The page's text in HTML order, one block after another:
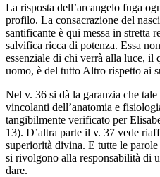
La risposta dell’arcangelo fuga
profilo. La consacrazione del
santificante è qui messa in stretta
salvifica ricca di potenza. Essa
essenziale di chi verrà alla luce, il
uomo, è del tutto Altro rispetto ai
Nel v. 36 si dà la garanzia che
vincolanti dell’anatomia e
tangibilmente verificato per
13). D’altra parte il v. 37 vede
superiorità divina. E tutte le
si rivolgono alla responsabilità di
dare.